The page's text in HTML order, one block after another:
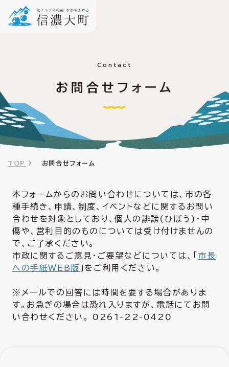
Contact
お問合せフォーム
TOP お問合せフォーム
本フォームからのお問い合わせについては、市の各
種手続き、申請、制度、イベントなどに関するお問い
合わせを対象としており、個人の誹謗(ひぼう)・中
傷や、営利目的のものについては受け付けませんの
で、ご了承ください。
市政に関するご意見・ご要望などについては、「市長
への手紙ＷＥＢ版 」をご利用ください。
※メールでの回答には時間を要する場合がありま
す。お急ぎの場合は恐れ入りますが、電話にてお問
い合わせください。 0261-22-0420